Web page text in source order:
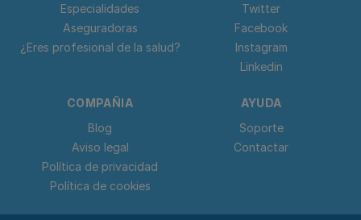
Especialidades
Aseguradoras
¿Eres profesional de la salud?
Twitter
Facebook
Instagram
Linkedin
COMPAÑIA
Blog
Aviso legal
Política de privacidad
Política de cookies
AYUDA
Soporte
Contactar